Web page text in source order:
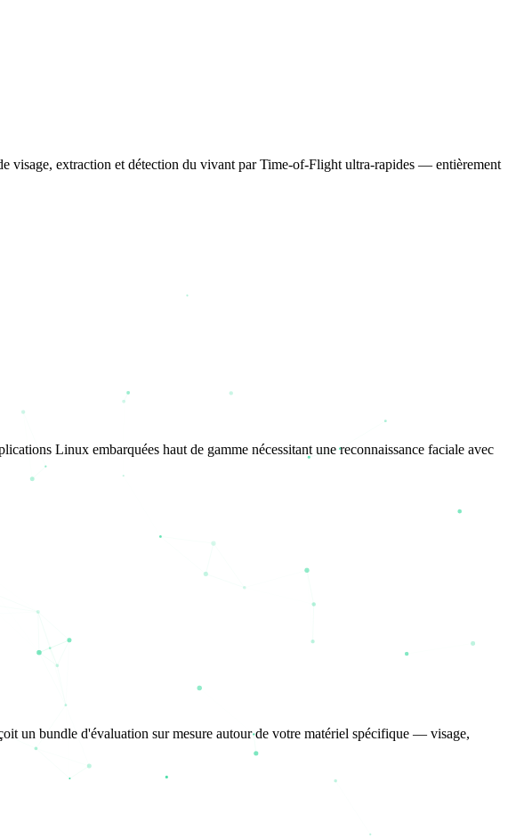
visage, extraction et détection du vivant par Time-of-Flight ultra-rapides — entièrement
Linux embarquées haut de gamme nécessitant une reconnaissance faciale avec
un bundle d'évaluation sur mesure autour de votre matériel spécifique — visage,